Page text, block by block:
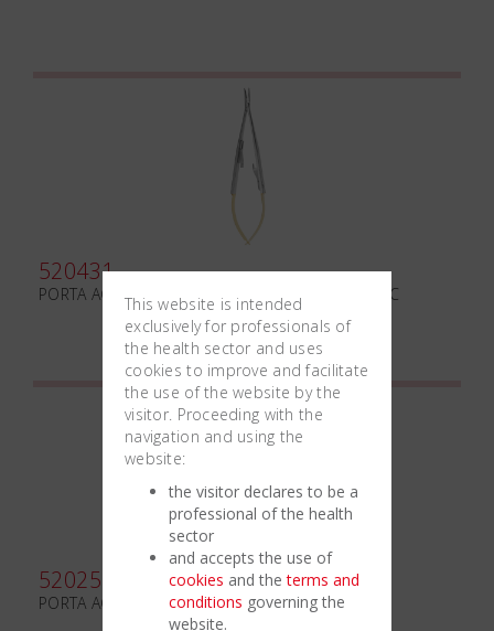
520431
PORTA AGUJAS CASTROVIEJO mm140 F CURVO TC
520251
PORTA AGUJAS BARRAQUER mm160 CURVO TC
This website is intended
exclusively for professionals of
the health sector and uses
cookies to improve and facilitate
the use of the website by the
visitor. Proceeding with the
navigation and using the
website:
the visitor declares to be a
professional of the health
sector
and accepts the use of
cookies and theterms and
conditions governing the
website.